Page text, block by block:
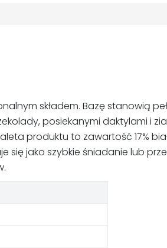
składem. Bazę stanowią
posiekanymi daktylami i
produktu to zawartość 17%
się jako szybkie śniadanie lub